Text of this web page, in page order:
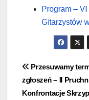
Program –
Gitarzystów
wpisu
Przesuwamy
zgłoszeń – II
Konfrontacje